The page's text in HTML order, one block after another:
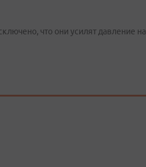
что они усилят давление на